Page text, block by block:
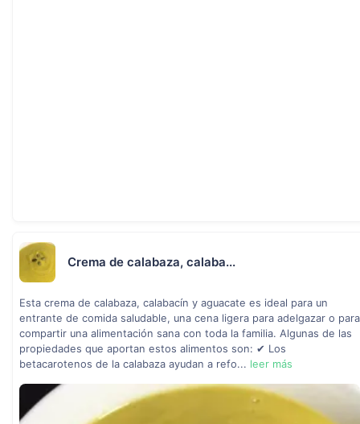
Crema de calabaza, calaba...
Esta crema de calabaza, calabacín y aguacate es ideal para un
entrante de comida saludable, una cena ligera para adelgazar o para
compartir una alimentación sana con toda la familia. Algunas de las
propiedades que aportan estos alimentos son: ✔ Los
betacarotenos de la calabaza ayudan a refo... leer más